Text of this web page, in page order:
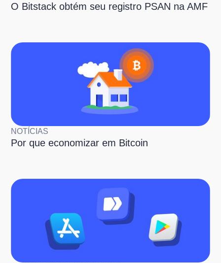
O Bitstack obtém seu registro PSAN na AMF
NOTÍCIAS
Por que economizar em Bitcoin